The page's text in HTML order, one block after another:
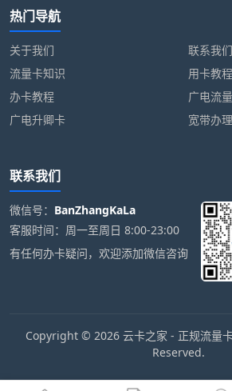
热门导航
关于我们
联系我们
流量卡知识
用卡教程
办卡教程
广电流
广电升卿卡
宽带办理
联系我们
微信号： BanZhangKaLa
客服时间：周一至周日 8:00-23:00
有任何办卡疑问，欢迎添加微信咨询
Copyright © 2026 云卡之家 - 正规流量
Reserved.